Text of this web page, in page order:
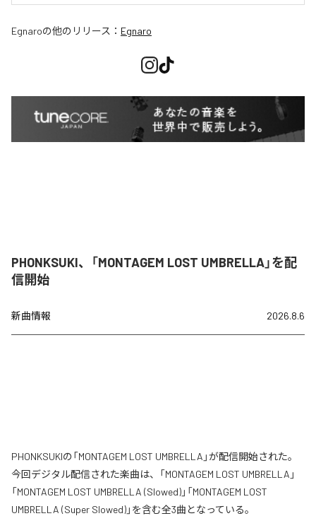
Egnaroの他のリリース： Egnaro
PHONKSUKI、「MONTAGEM LOST UMBRELLA」を配
信開始
新曲情報 2026.8.6
PHONKSUKIの「MONTAGEM LOST UMBRELLA」が配信開始された。
今回デジタル配信された楽曲は、「MONTAGEM LOST UMBRELLA」
「MONTAGEM LOST UMBRELLA (Slowed)」「MONTAGEM LOST
UMBRELLA (Super Slowed)」を含む全3曲となっている。